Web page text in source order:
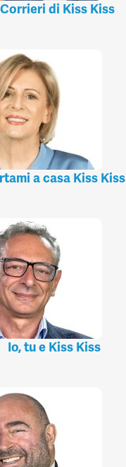
di Kiss Kiss
a casa Kiss Kiss
Io, tu e Kiss Kiss